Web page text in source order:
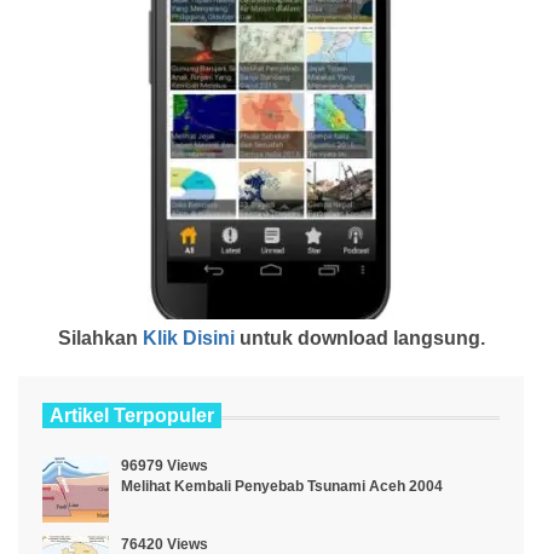
Silahkan Klik Disiniuntuk download langsung.
Artikel Terpopuler
96979 Views
Melihat Kembali Penyebab Tsunami Aceh 2004
76420 Views